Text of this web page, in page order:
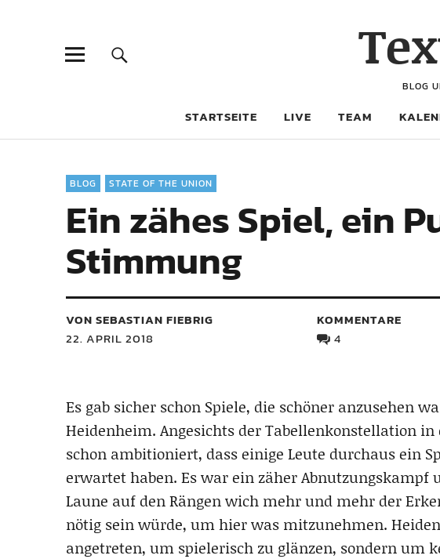
BLOG
STARTSEITE LIVE TEAM
BLOG STATE OF THE UNION
Ein zähes Spiel, ein
Stimmung
VON SEBASTIAN FIEBRIG
22. APRIL 2018
KOMMENTARE
4
Es gab sicher schon Spiele, die schöner anzusehen
Heidenheim. Angesichts der Tabellenkonstellation
schon ambitioniert, dass einige Leute durchaus ein
erwartet haben. Es war ein zäher Abnutzungskampf
Laune auf den Rängen wich mehr und mehr der
nötig sein würde, um hier was mitzunehmen.
angetreten, um spielerisch zu glänzen, sondern um